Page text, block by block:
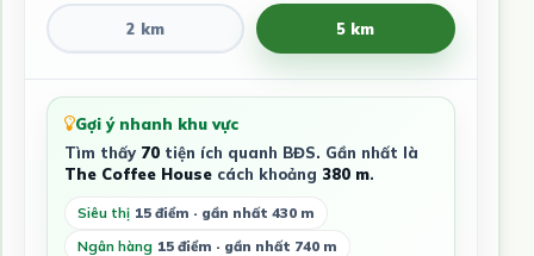
2 km 5 km
Gợi ý nhanh khu vực
Tìm thấy 70tiện ích quanh BĐS. Gần nhất là
The Coffee Housecách khoảng 380 m.
Siêu thị 15 điểm · gần nhất 430 m
Ngân hàng 15 điểm · gần nhất 740 m